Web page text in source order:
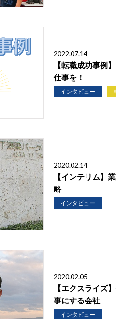
2022.07.14
【転職成功事例
仕事を！
インタビュー
2020.02.14
【インテリム】
略
インタビュー
2020.02.05
【エクスライズ
事にする会社
インタビュー